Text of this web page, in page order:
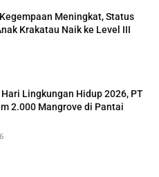
Meningkat, Status
Krakatau Naik ke Level III
Lingkungan Hidup 2026, PT
2.000 Mangrove di Pantai